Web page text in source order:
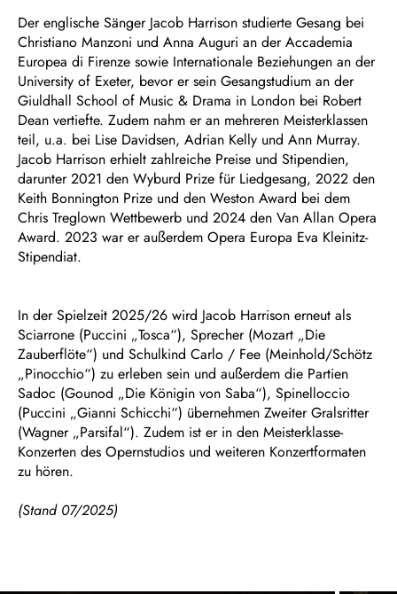
Der englische Sänger Jacob Harrison studierte Gesang bei
Christiano Manzoni und Anna Auguri an der Accademia
Europea di Firenze sowie Internationale Beziehungen an der
University of Exeter, bevor er sein Gesangstudium an der
Giuldhall School of Music & Drama in London bei Robert
Dean vertiefte. Zudem nahm er an mehreren Meisterklassen
teil, u.a. bei Lise Davidsen, Adrian Kelly und Ann Murray.
Jacob Harrison erhielt zahlreiche Preise und Stipendien,
darunter 2021 den Wyburd Prize für Liedgesang, 2022 den
Keith Bonnington Prize und den Weston Award bei dem
Chris Treglown Wettbewerb und 2024 den Van Allan Opera
Award. 2023 war er außerdem Opera Europa Eva Kleinitz-
Stipendiat.
In der Spielzeit 2025/26 wird Jacob Harrison erneut als
Sciarrone (Puccini „Tosca“), Sprecher (Mozart „Die
Zauberflöte“) und Schulkind Carlo / Fee (Meinhold/Schötz
„Pinocchio“) zu erleben sein und außerdem die Partien
Sadoc (Gounod „Die Königin von Saba“), Spinelloccio
(Puccini „Gianni Schicchi“) übernehmen Zweiter Gralsritter
(Wagner „Parsifal“). Zudem ist er in den Meisterklasse-
Konzerten des Opernstudios und weiteren Konzertformaten
zu hören.
(Stand 07/2025)